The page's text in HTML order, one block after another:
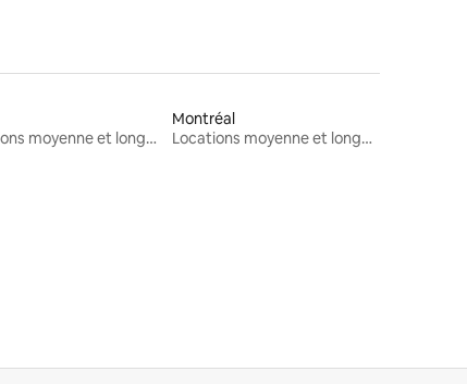
Locations moyenne et longue durée
Montréal
Locations moyenne et longue durée